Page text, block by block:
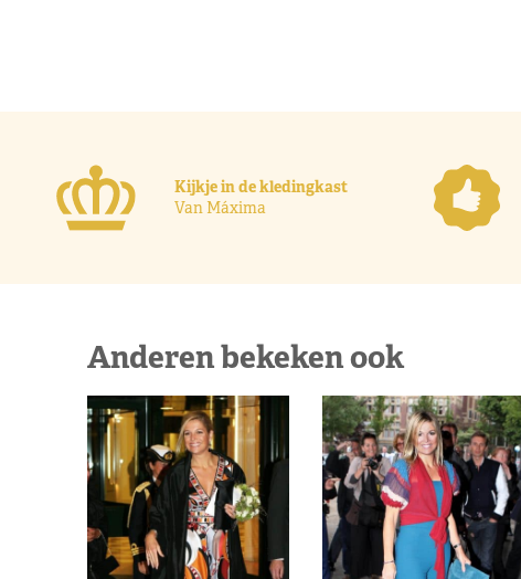
Kijkje in de kledingkast
Van Máxima
Anderen bekeken ook